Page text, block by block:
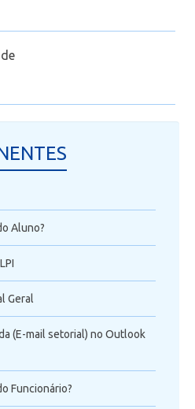
Aluno?
Geral
(E-mail setorial) no Outlook
Funcionário?